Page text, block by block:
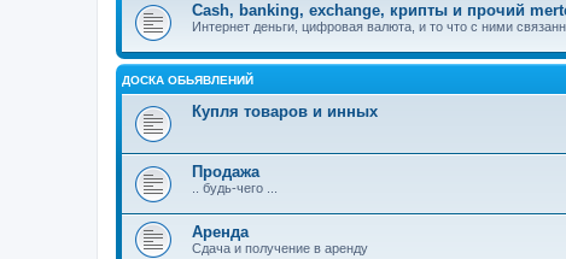
Cash, banking, exchange, крипты и прочий
Интернет деньги, цифровая валюта, и то что с ними
ДОСКА ОБЬЯВЛЕНИЙ
Купля товаров и инных
Продажа
.. будь-чего ...
Аренда
Сдача и получение в аренду